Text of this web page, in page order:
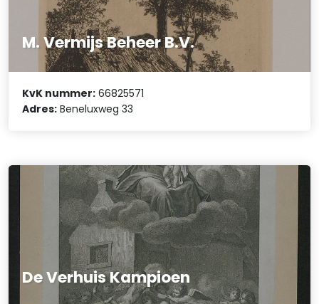
M. Vermijs Beheer B.V.
KvK nummer: 66825571
Adres: Beneluxweg 33
De Verhuis Kampioen